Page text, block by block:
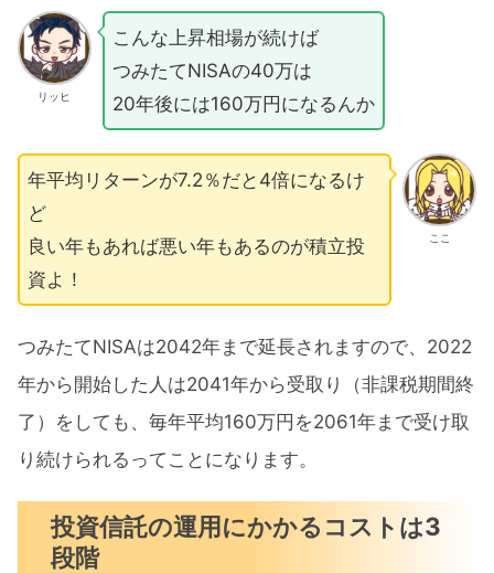
リッヒ
こんな上昇相場が続けば
つみたてNISAの40万は
20年後には160万円になるんか
ここ
年平均リターンが7.2％だと4倍になるけ
ど
良い年もあれば悪い年もあるのが積立投
資よ！
つみたてNISAは2042年まで延長されますので、2022
年から開始した人は2041年から受取り（非課税期間終
了）をしても、毎年平均160万円を2061年まで受け取
り続けられるってことになります。
投資信託の運用にかかるコストは3
段階